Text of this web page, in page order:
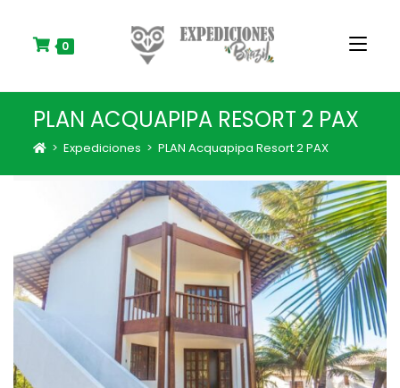
t
0
PLAN ACQUAPIPA RESORT 2 PAX
> Expediciones > PLAN Acquapipa Resort 2 PAX